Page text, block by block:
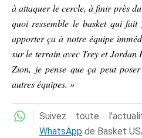
à attaquer le cercle, à finir près
quoi ressemble le basket qui
apporter ça à notre équipe
sur le terrain avec Trey et Jordan
Zion, je pense que ça peut
autres équipes. »
Suivez toute
WhatsApp de Basket